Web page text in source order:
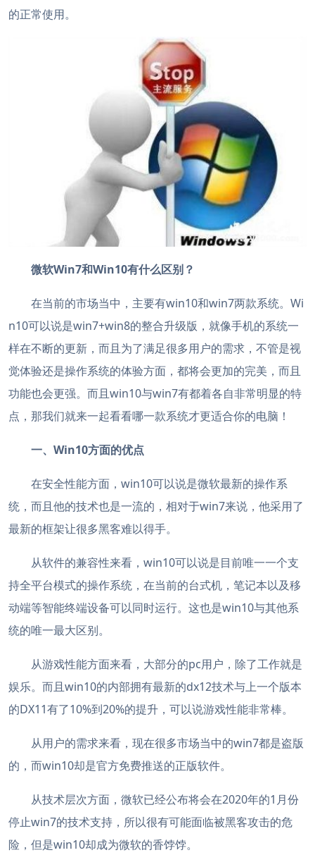
的正常使用。
微软Win7和Win10有什么区别？
在当前的市场当中，主要有win10和win7两款系统。Wi
n10可以说是win7+win8的整合升级版，就像手机的系统一
样在不断的更新，而且为了满足很多用户的需求，不管是视
觉体验还是操作系统的体验方面，都将会更加的完美，而且
功能也会更强。而且win10与win7有都着各自非常明显的特
点，那我们就来一起看看哪一款系统才更适合你的电脑！
一、Win10方面的优点
在安全性能方面，win10可以说是微软最新的操作系
统，而且他的技术也是一流的，相对于win7来说，他采用了
最新的框架让很多黑客难以得手。
从软件的兼容性来看，win10可以说是目前唯一一个支
持全平台模式的操作系统，在当前的台式机，笔记本以及移
动端等智能终端设备可以同时运行。这也是win10与其他系
统的唯一最大区别。
从游戏性能方面来看，大部分的pc用户，除了工作就是
娱乐。而且win10的内部拥有最新的dx12技术与上一个版本
的DX11有了10%到20%的提升，可以说游戏性能非常棒。
从用户的需求来看，现在很多市场当中的win7都是盗版
的，而win10却是官方免费推送的正版软件。
从技术层次方面，微软已经公布将会在2020年的1月份
停止win7的技术支持，所以很有可能面临被黑客攻击的危
险，但是win10却成为微软的香饽饽。